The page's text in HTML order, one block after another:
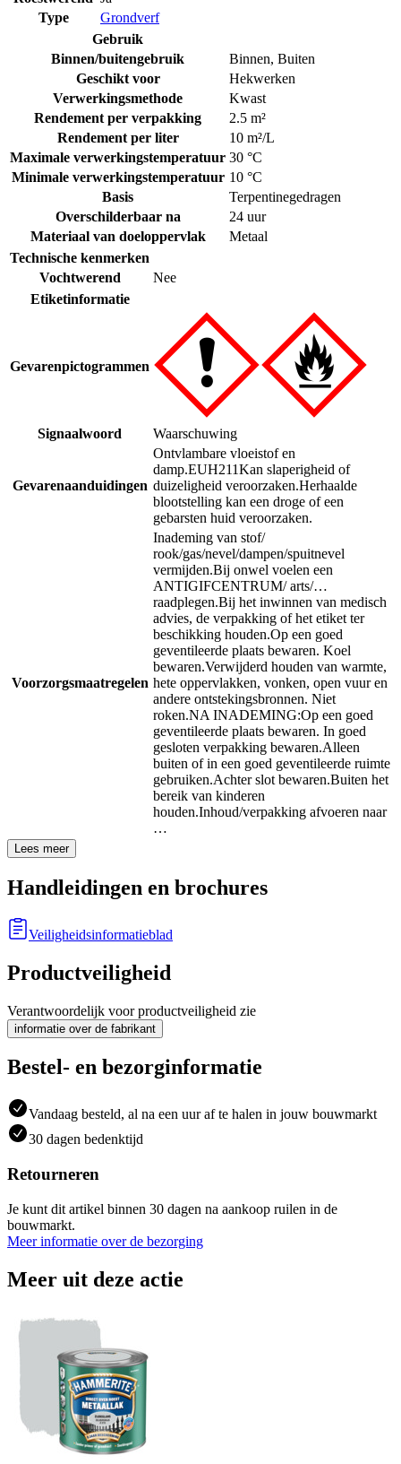
Type
Grondverf
Gebruik
Binnen/buitengebruik
Binnen, Buiten
Geschikt voor
Hekwerken
Verwerkingsmethode
Kwast
Rendement per verpakking
2.5 m²
Rendement per liter
10 m²/L
Maximale verwerkingstemperatuur 30 °C
Minimale verwerkingstemperatuur 10 °C
Basis
Terpentinegedragen
Overschilderbaar na
24 uur
Materiaal van doeloppervlak
Metaal
Technische kenmerken
Vochtwerend
Nee
Etiketinformatie
Gevarenpictogrammen
Signaalwoord Waarschuwing
Gevarenaanduidingen
Ontvlambare vloeistof en
damp.EUH211Kan slaperigheid of
duizeligheid veroorzaken.Herhaalde
blootstelling kan een droge of een
gebarsten huid veroorzaken.
Voorzorgsmaatregelen
Inademing van stof/
rook/gas/nevel/dampen/spuitnevel
vermijden.Bij onwel voelen een
ANTIGIFCENTRUM/ arts/…
raadplegen.Bij het inwinnen van medisch
advies, de verpakking of het etiket ter
beschikking houden.Op een goed
geventileerde plaats bewaren. Koel
bewaren.Verwijderd houden van warmte,
hete oppervlakken, vonken, open vuur en
andere ontstekingsbronnen. Niet
roken.NA INADEMING:Op een goed
geventileerde plaats bewaren. In goed
gesloten verpakking bewaren.Alleen
buiten of in een goed geventileerde ruimte
gebruiken.Achter slot bewaren.Buiten het
bereik van kinderen
houden.Inhoud/verpakking afvoeren naar
…
Lees meer
Handleidingen en brochures
Veiligheidsinformatieblad
Productveiligheid
Verantwoordelijk voor productveiligheid zie
informatie over de fabrikant
Bestel- en bezorginformatie
Vandaag besteld, al na een uur af te halen in jouw bouwmarkt
30 dagen bedenktijd
Retourneren
Je kunt dit artikel binnen 30 dagen na aankoop ruilen in de
bouwmarkt.
Meer informatie over de bezorging
Meer uit deze actie